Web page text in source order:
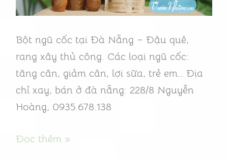
Bột ngũ cốc tại Đà Nẵng – Đậu quê,
rang xây thủ công. Các loại ngũ cốc:
tăng cân, giảm cân, lợi sữa, trẻ em… Địa
chỉ xay, bán ở đà nẵng: 228/8 Nguyễn
Hoàng, 0935.678.138
–
khí”
cải
thiện
đường
ruột
Đọc thêm »